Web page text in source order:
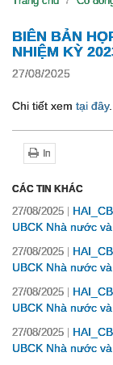
BIÊN BẢN
NHIỆM KỲ
27/08/2025
Chi tiết xem tại đây.
In
CÁC TIN KHÁC
27/08/2025
UBCK Nhà nước
27/08/2025
UBCK Nhà nước
27/08/2025
UBCK Nhà nước
27/08/2025
UBCK Nhà nước